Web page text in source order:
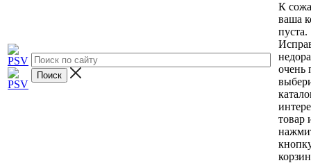
К
ваша
пуста.
очень
товар